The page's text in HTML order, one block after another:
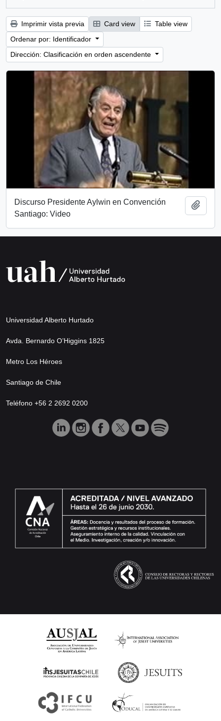
Imprimir vista previa Card view
Table view
Ordenar por: Identificador
Dirección: Clasificación en orden ascendente
Discurso Presidente Aylwin en Convención
Santiago: Video
Universidad Alberto Hurtado
Avda. Bernardo O’Higgins 1825
Metro Los Héroes
Santiago de Chile
Teléfono +56 2 2692 0200